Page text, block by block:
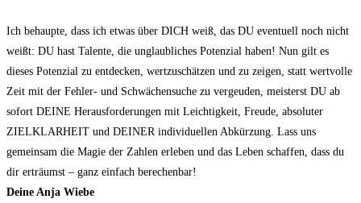
Ich behaupte, dass ich etwas über DICH weiß, das DU eventuell noch nicht
weißt: DU hast Talente, die unglaubliches Potenzial haben! Nun gilt es
dieses Potenzial zu entdecken, wertzuschätzen und zu zeigen, statt wertvolle
Zeit mit der Fehler- und Schwächensuche zu vergeuden, meisterst DU ab
sofort DEINE Herausforderungen mit Leichtigkeit, Freude, absoluter
ZIELKLARHEIT und DEINER individuellen Abkürzung. Lass uns
gemeinsam die Magie der Zahlen erleben und das Leben schaffen, dass du
dir erträumst – ganz einfach berechenbar!
Deine Anja Wiebe